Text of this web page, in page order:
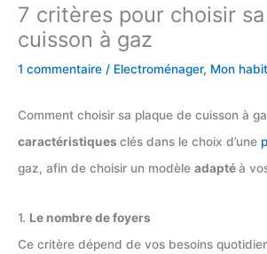
7 critères pour choisir
cuisson à gaz
1 commentaire / Electroménager, Mon
Comment choisir sa plaque de cuisson à
caractéristiques clés dans le choix d’une
gaz, afin de choisir un modèle adaptéà
1. Le nombre de foyers
Ce critère dépend de vos besoins